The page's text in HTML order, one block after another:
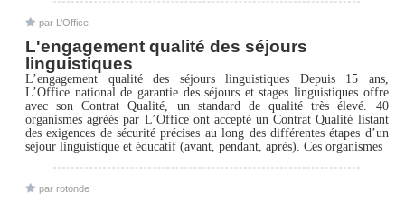
par L’Office
L'engagement qualité des séjours
linguistiques
L’engagement qualité des séjours linguistiques Depuis 15 ans,
L’Office national de garantie des séjours et stages linguistiques offre
avec son Contrat Qualité, un standard de qualité très élevé. 40
organismes agréés par L’Office ont accepté un Contrat Qualité listant
des exigences de sécurité précises au long des différentes étapes d’un
séjour linguistique et éducatif (avant, pendant, après). Ces organismes
par rotonde